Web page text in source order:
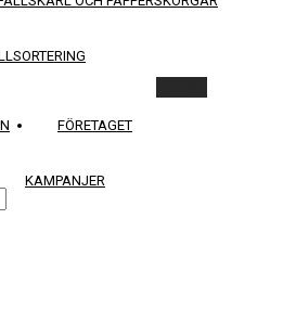
FÖRETAGET
KAMPANJER